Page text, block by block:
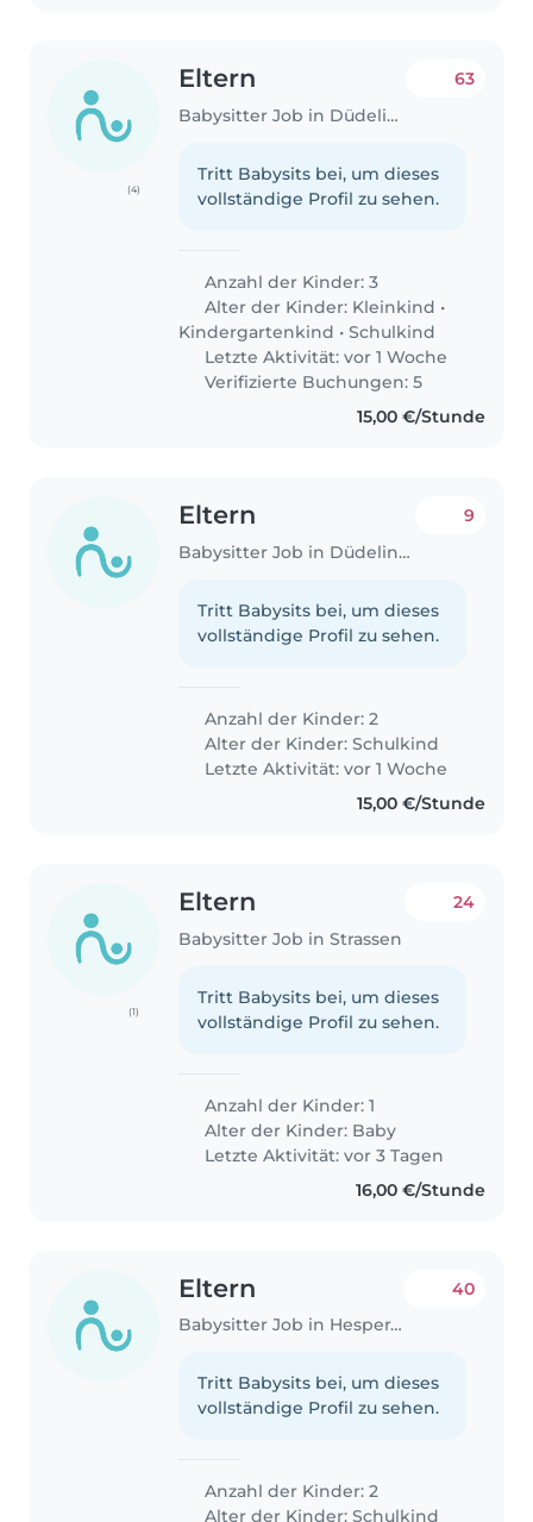
(4)
Eltern
Babysitter Job in Düdelingen
63
Tritt Babysits bei, um dieses
vollständige Profil zu sehen.
Anzahl der Kinder: 3
Alter der Kinder: Kleinkind •
Kindergartenkind •Schulkind
Letzte Aktivität: vor 1 Woche
Verifizierte Buchungen: 5
15,00 €/Stunde
Eltern
Babysitter Job in Düdelingen
9
Tritt Babysits bei, um dieses
vollständige Profil zu sehen.
Anzahl der Kinder: 2
Alter der Kinder:Schulkind
Letzte Aktivität: vor 1 Woche
15,00 €/Stunde
(1)
Eltern
Babysitter Job in Strassen
24
Tritt Babysits bei, um dieses
vollständige Profil zu sehen.
Anzahl der Kinder: 1
Alter der Kinder: Baby
Letzte Aktivität: vor 3 Tagen
16,00 €/Stunde
Eltern
Babysitter Job in Hesperange
40
Tritt Babysits bei, um dieses
vollständige Profil zu sehen.
Anzahl der Kinder: 2
Alter der Kinder:Schulkind